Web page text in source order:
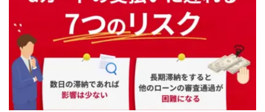
>提携企業一覧